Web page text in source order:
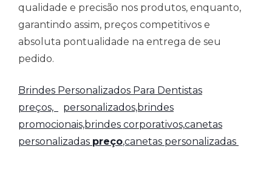
qualidade e precisão nos produtos, enquanto,
garantindo assim, preços competitivos e
absoluta pontualidade na entrega de seu
pedido.
Brindes Personalizados Para Dentistas
preços,
personalizados,brindes
promocionais,brindes corporativos,canetas
personalizadas preço,canetas personalizadas